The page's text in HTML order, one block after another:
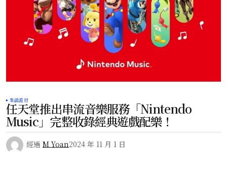
生活流行
任天堂推出串流音樂服務「Nintendo
Music」完整收錄經典遊戲配樂！
經過 M Yoan2024 年 11 月 1 日